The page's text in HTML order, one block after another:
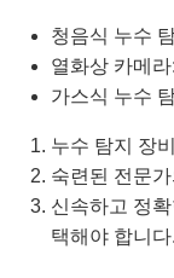
청음식 누수
열화상 카메라
가스식 누수
누수 탐지 장
숙련된 전문
신속하고 정
택해야 합니다.